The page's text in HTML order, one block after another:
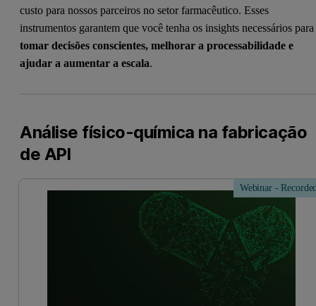
custo para nossos parceiros no setor farmacêutico. Esses
instrumentos garantem que você tenha os insights necessários para
tomar decisões conscientes, melhorar a processabilidade e
ajudar a aumentar a escala.
Análise físico-química na fabricação
de API
Webinar -